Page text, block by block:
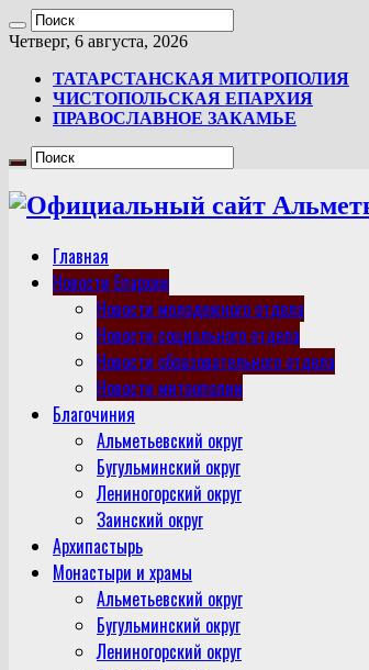
Четверг, 6 августа, 2026
ТАТАРСТАНСКАЯ МИТРОПОЛИЯ
ЧИСТОПОЛЬСКАЯ ЕПАРХИЯ
ПРАВОСЛАВНОЕ ЗАКАМЬЕ
Главная
Новости Епархии
Новости молодежного отдела
Новости социального отдела
Новости образовательного отдела
Новости митрополии
Благочиния
Альметьевский округ
Бугульминский округ
Лениногорский округ
Заинский округ
Архипастырь
Монастыри и храмы
Альметьевский округ
Бугульминский округ
Лениногорский округ